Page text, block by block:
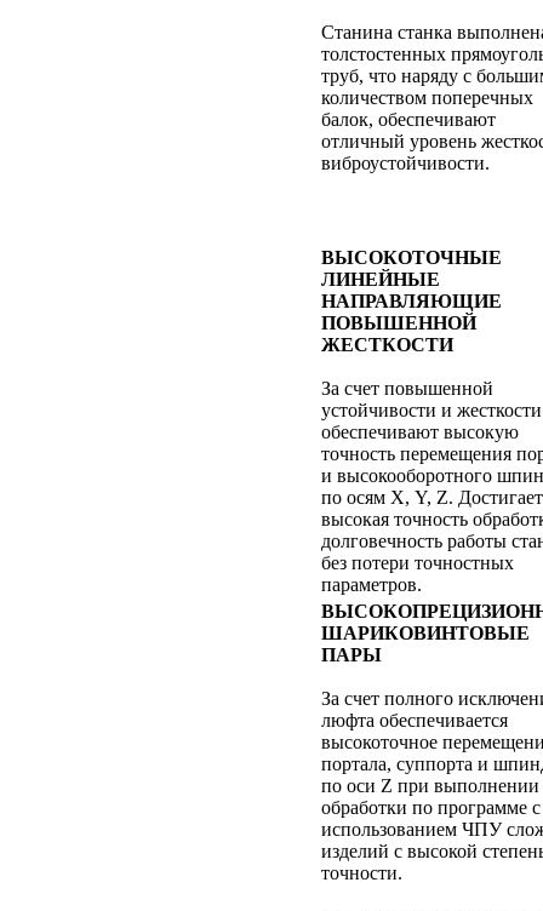
Станина станка
толстостенных
труб, что наряду с
количеством поперечных
балок, обеспечивают
отличный уровень
виброустойчивости.
ВЫСОКОТОЧНЫЕ
ЛИНЕЙНЫЕ
НАПРАВЛЯЮЩИЕ
ПОВЫШЕННОЙ
ЖЕСТКОСТИ
За счет повышенной
устойчивости и жесткости
обеспечивают высокую
точность перемещения
и высокооборотного
по осям Х, Y, Z.
высокая точность
долговечность работы
без потери точностных
параметров.
ШАРИКОВИНТОВЫЕ
ПАРЫ
За счет полного
люфта обеспечивается
высокоточное
портала, суппорта и
по оси Z при выполнении
обработки по программе с
использованием ЧПУ
изделий с высокой
точности.